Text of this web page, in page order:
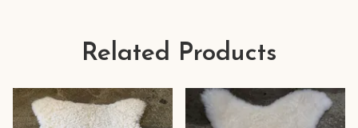
Related Products